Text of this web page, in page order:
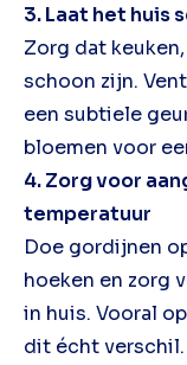
3. Laat het huis
Zorg dat
schoon zijn.
een subtiele
bloemen voor
4. Zorg voor
temperatuur
Doe gordijnen
hoeken en zorg
in huis. Vooral
dit écht verschil.